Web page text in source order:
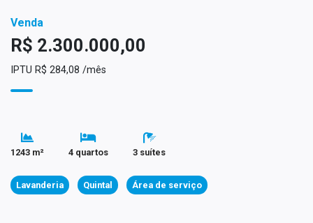
Venda
R$ 2.300.000,00
IPTU R$ 284,08 /mês
1243 m² 4 quartos 3 suítes
Lavanderia Quintal Área de serviço